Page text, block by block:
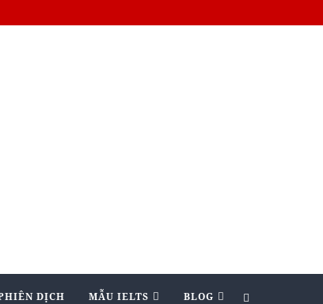
DỊCH MẪU IELTS BLOG